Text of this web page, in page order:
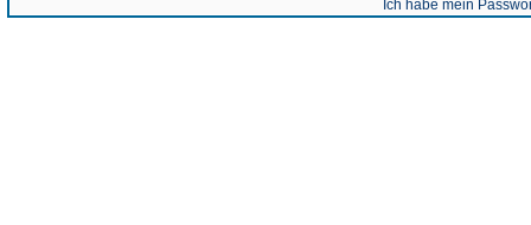
Ich habe mein